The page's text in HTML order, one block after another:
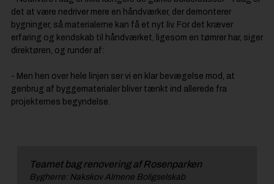
det at være nedriver mere en håndværker, der demonterer
bygninger, så materialerne kan få et nyt liv. For det kræver
erfaring og kendskab til håndværket, ligesom en tømrer har, siger
direktøren, og runder af:
- Men hen over hele linjen ser vi en klar bevægelse mod, at
genbrug af byggematerialer bliver tænkt ind allerede fra
projekternes begyndelse.
Teamet bag renovering af Rosenparken
Bygherre: Nakskov Almene Boligselskab